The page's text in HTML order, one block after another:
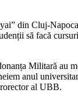
din Cluj-
să facă
Militară au
anul
al UBB.